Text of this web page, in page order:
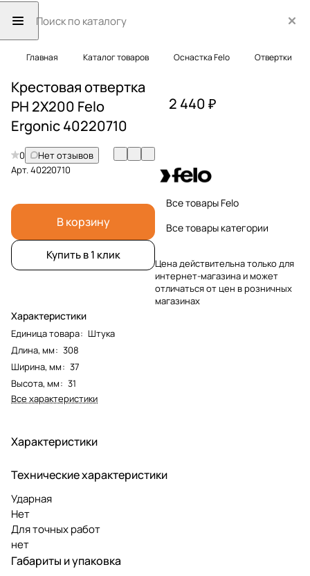
Главная Каталог товаров Оснастка Felo Отвертки
Крестовая отвертка
PH 2X200 Felo
Ergonic 40220710
0
Нет отзывов
Арт.40220710
В корзину
Купить в 1 клик
Характеристики
Единица товара: Штука
Длина, мм: 308
Ширина, мм: 37
Высота, мм: 31
Все характеристики
2 440 ₽
Все товары Felo
Все товары категории
Цена действительна только для
интернет-магазина и может
отличаться от цен в розничных
магазинах
Характеристики
Технические характеристики
Ударная
Нет
Для точных работ
нет
Габариты и упаковка